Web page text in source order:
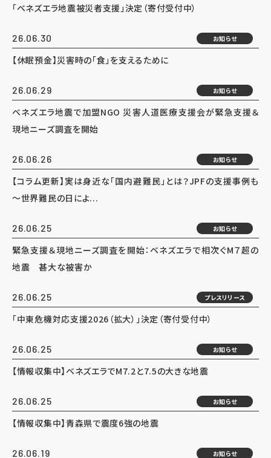
「ベネズエラ地震被災者支援」決定（寄付受付中）
26.06.30 お知らせ
【休眠預金】災害時の「食」を支えるために
26.06.29 お知らせ
ベネズエラ地震で加盟NGO 災害人道医療支援会が緊急支援＆
現地ニーズ調査を開始
26.06.26 お知らせ
【コラム更新】実は身近な「国内避難民」とは？JPFの支援事例も
～世界難民の日によ...
26.06.25 お知らせ
緊急支援＆現地ニーズ調査を開始：ベネズエラで相次ぐM７超の
地震 甚大な被害か
26.06.25 プレスリリース
「中東危機対応支援2026（拡大）」決定（寄付受付中）
26.06.25 お知らせ
【情報収集中】ベネズエラでM7.2と7.5の大きな地震
26.06.25 お知らせ
【情報収集中】青森県で震度6強の地震
26.06.19 お知らせ